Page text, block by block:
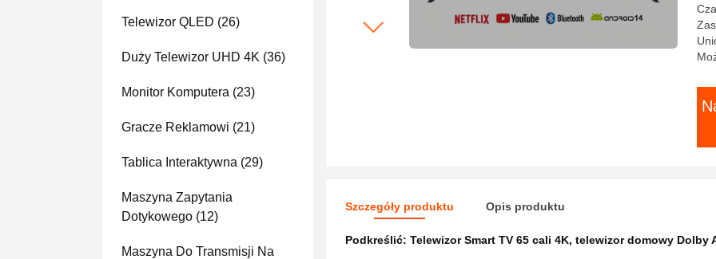
Telewizor QLED (26)
Duży Telewizor UHD 4K (36)
Monitor Komputera (23)
Gracze Reklamowi (21)
Tablica Interaktywna (29)
Maszyna Zapytania
Dotykowego (12)
Maszyna Do Transmisji Na
Szczegóły produktu Opis produktu
Podkreślić: Telewizor Smart TV 65 cali 4K, telewizor domowy Dolby